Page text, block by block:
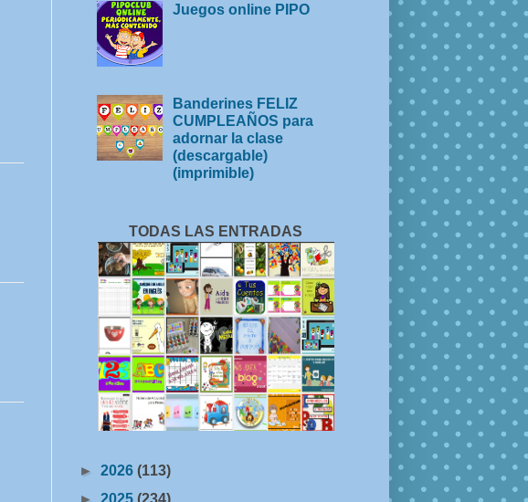
Juegos online PIPO
Banderines FELIZ
CUMPLEAÑOS para
adornar la clase
(descargable)
(imprimible)
TODAS LAS ENTRADAS
► 2026 (113)